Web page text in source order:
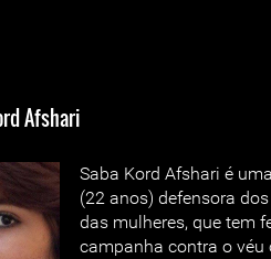
Afshari
Saba Kord Afshari é
(22 anos) defensora
das mulheres, que tem
campanha contra o véu